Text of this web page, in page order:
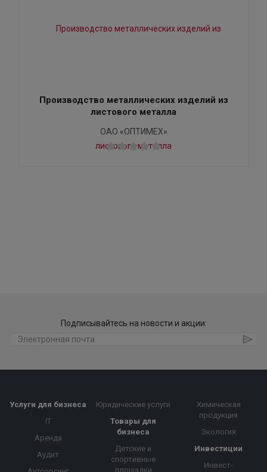
Производство металлических изделий из
листового металла
ОАО «ОПТИМЕХ»
Подписывайтесь на новости и акции:
Услуги для бизнеса
IT
Аренда
Аудит
Юридические услуги
Товары для
бизнеса
Детские и
спортивные
площадки
Химическая
продукция
Экология
Инвестиции
Инвест-